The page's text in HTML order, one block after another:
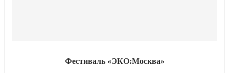
Фестиваль «ЭКО:Москва»